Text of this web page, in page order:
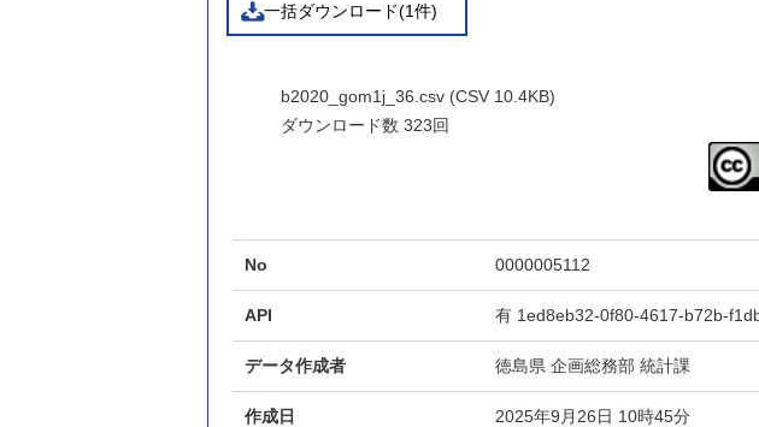
一括ダウンロード(1件)
b2020_gom1j_36.csv (CSV 10.4KB)
ダウンロード数 323回
No 0000005112
API 有 1ed8eb32-0f80-4617-b72b-
データ作成者 徳島県 企画総務部 統計課
作成日 2025年9月26日 10時45分